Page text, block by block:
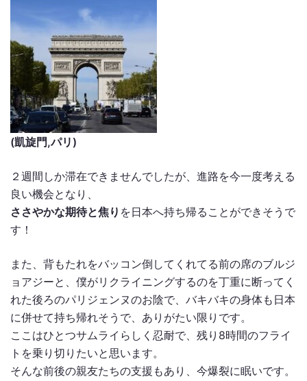
(凱旋門,パリ)
２週間しか滞在できませんでしたが、進路を今一度考える
良い機会となり、
ささやかな期待と焦り を日本へ持ち帰ることができそうで
す！
また、背もたれをバッコン倒してくれてる前の席のブルジ
ョアジーと、僕がリクライニングするのを丁重に断ってく
れた後ろのパリジェンヌのお陰で、バキバキの身体も日本
に併せて持ち帰れそうで、ありがたい限りです。
ここはひとつサムライらしく忍耐で、残り8時間のフライ
トを乗り切りたいと思います。
そんな前後の親友たちの支援もあり、今爆裂に眠いです。